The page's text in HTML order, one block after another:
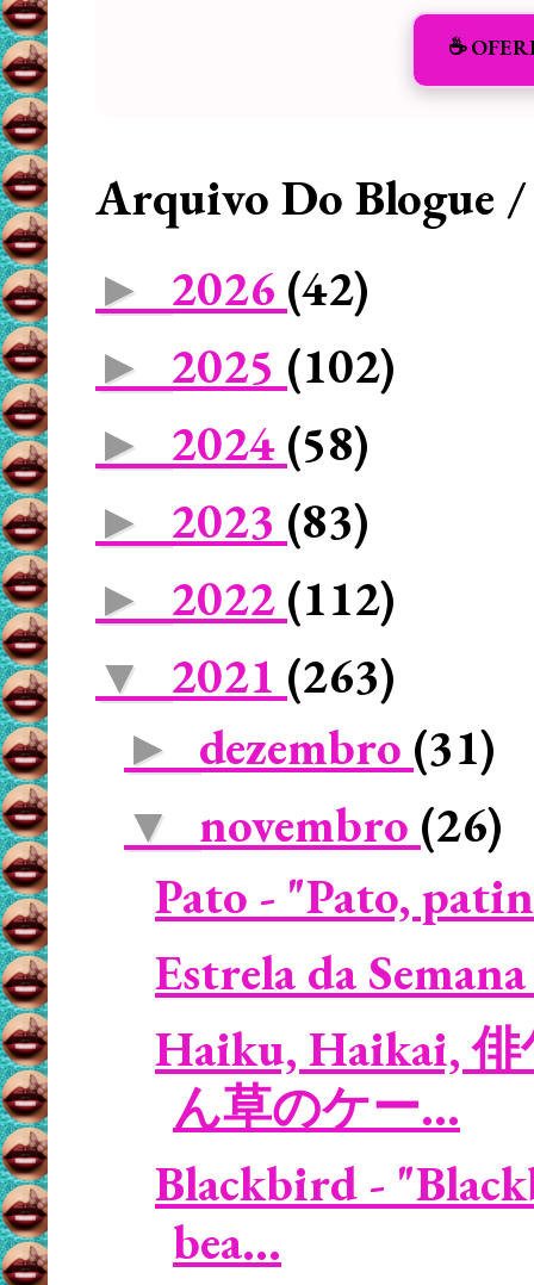
☕️
Arquivo Do Blogue
► 2026 (42)
► 2025 (102)
► 2024 (58)
► 2023 (83)
► 2022 (112)
▼ 2021 (263)
► dezembro (31)
▼ novembro (26)
Pato - "Pato,
Estrela da
Haiku, Haikai, 俳
ん草のケー...
Blackbird -
bea...